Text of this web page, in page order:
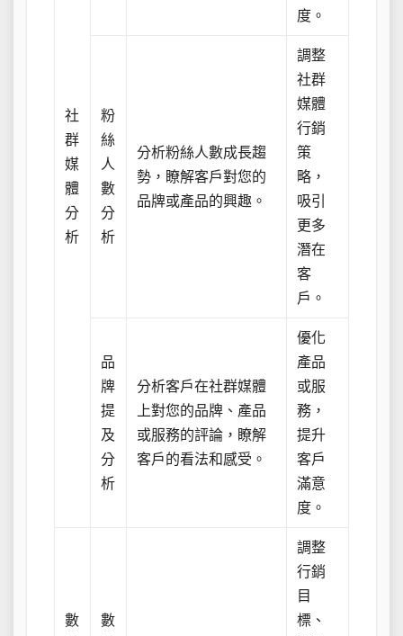
社
群
媒
體
分
析
度。
粉
絲
人
數
分
析
分析粉絲人數成長趨
勢，瞭解客戶對您的
品牌或產品的興趣。
調整
社群
媒體
行銷
策
略，
吸引
更多
潛在
客
戶。
品
牌
提
及
分
析
分析客戶在社群媒體
上對您的品牌、產品
或服務的評論，瞭解
客戶的看法和感受。
優化
產品
或服
務，
提升
客戶
滿意
度。
數
數
調整
行銷
目
標、